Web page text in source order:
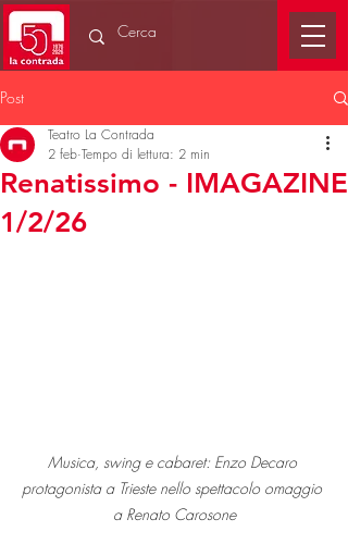
Post
Renatissimo - IMAGAZINE
1/2/26
Teatro La Contrada
2 feb Tempo di lettura: 2 min
Musica, swing e cabaret: Enzo Decaro
protagonista a Trieste nello spettacolo omaggio
a Renato Carosone